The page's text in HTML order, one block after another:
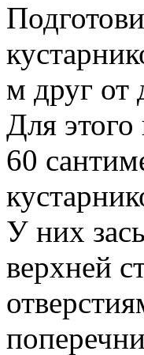
м друг от
Для этого
60
У них
верхней